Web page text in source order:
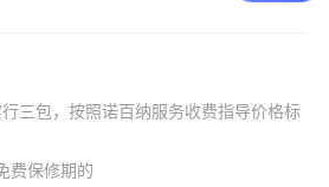
三包，按照诺百纳服务收费指导价格标
费保修期的